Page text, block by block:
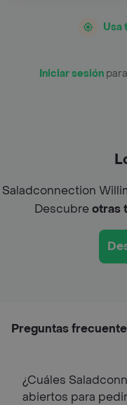
Usa
Iniciar sesión
Saladconnection
Descubreotras
Preguntas
¿Cuáles
abiertos para